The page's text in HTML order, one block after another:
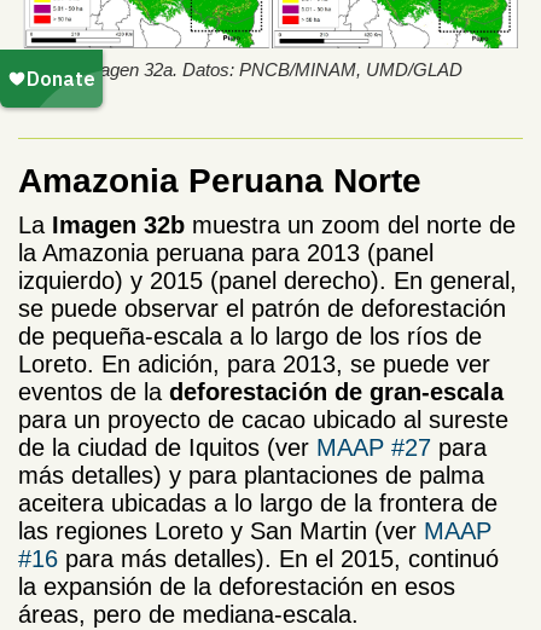
Imagen 32a. Datos: PNCB/MINAM, UMD/GLAD
Amazonia Peruana Norte
La Imagen 32b muestra un zoom del norte de
la Amazonia peruana para 2013 (panel
izquierdo) y 2015 (panel derecho). En general,
se puede observar el patrón de deforestación
de pequeña-escala a lo largo de los ríos de
Loreto. En adición, para 2013, se puede ver
eventos de la deforestación de gran-escala
para un proyecto de cacao ubicado al sureste
de la ciudad de Iquitos (ver MAAP #27 para
más detalles) y para plantaciones de palma
aceitera ubicadas a lo largo de la frontera de
las regiones Loreto y San Martin (ver MAAP
#16 para más detalles). En el 2015, continuó
la expansión de la deforestación en esos
áreas, pero de mediana-escala.